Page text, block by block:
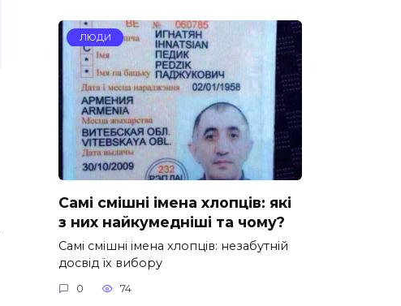
ЛЮДИ
Самі смішні імена хлопців: які
з них найкумедніші та чому?
Самі смішні імена хлопців: незабутній
досвід їх вибору
0 74